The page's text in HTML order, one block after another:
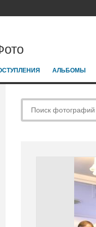
АЛЬБОМЫ